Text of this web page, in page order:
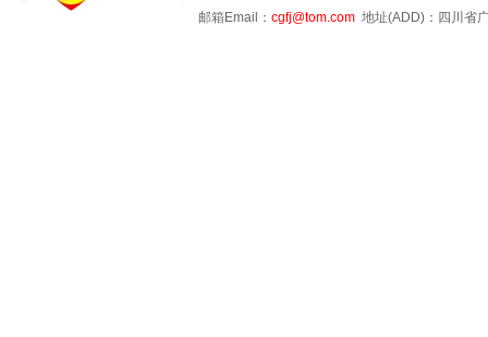
邮箱Email： cgfj@tom.com 地址(ADD)：四川省